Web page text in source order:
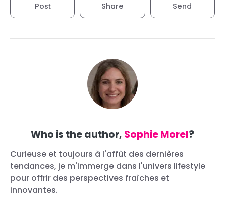
Post Share Send
Who is the author, Sophie Morel?
Curieuse et toujours à l'affût des dernières
tendances, je m'immerge dans l'univers lifestyle
pour offrir des perspectives fraîches et
innovantes.